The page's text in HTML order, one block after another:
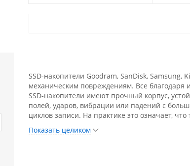
SSD-накопители Goodram, SanDisk,
механическим повреждениям. Все благодаря
SSD-накопители имеют прочный корпус,
полей, ударов, вибрации или падений с
циклов записи. На практике это означает,
вращающихся пластин или неприятными
Показать целиком